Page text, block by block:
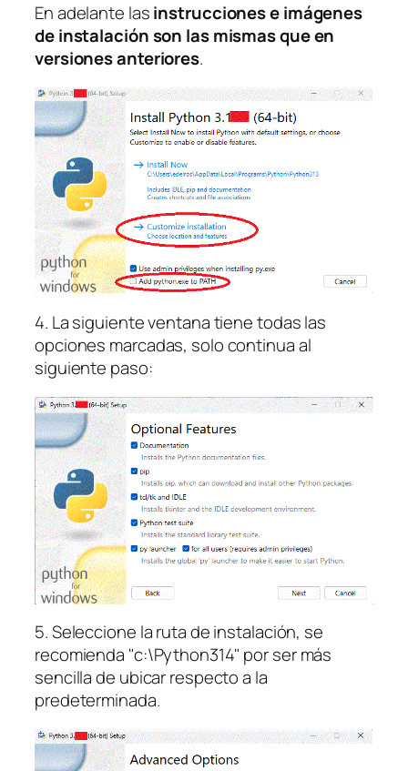
En adelante lasinstrucciones e imágenes
de instalación son las mismas que en
versiones anteriores.
4. La siguiente ventana tiene todas las
opciones marcadas, solo continua al
siguiente paso:
5. Seleccione la ruta de instalación, se
recomienda "c:\Python314" por ser más
sencilla de ubicar respecto a la
predeterminada.